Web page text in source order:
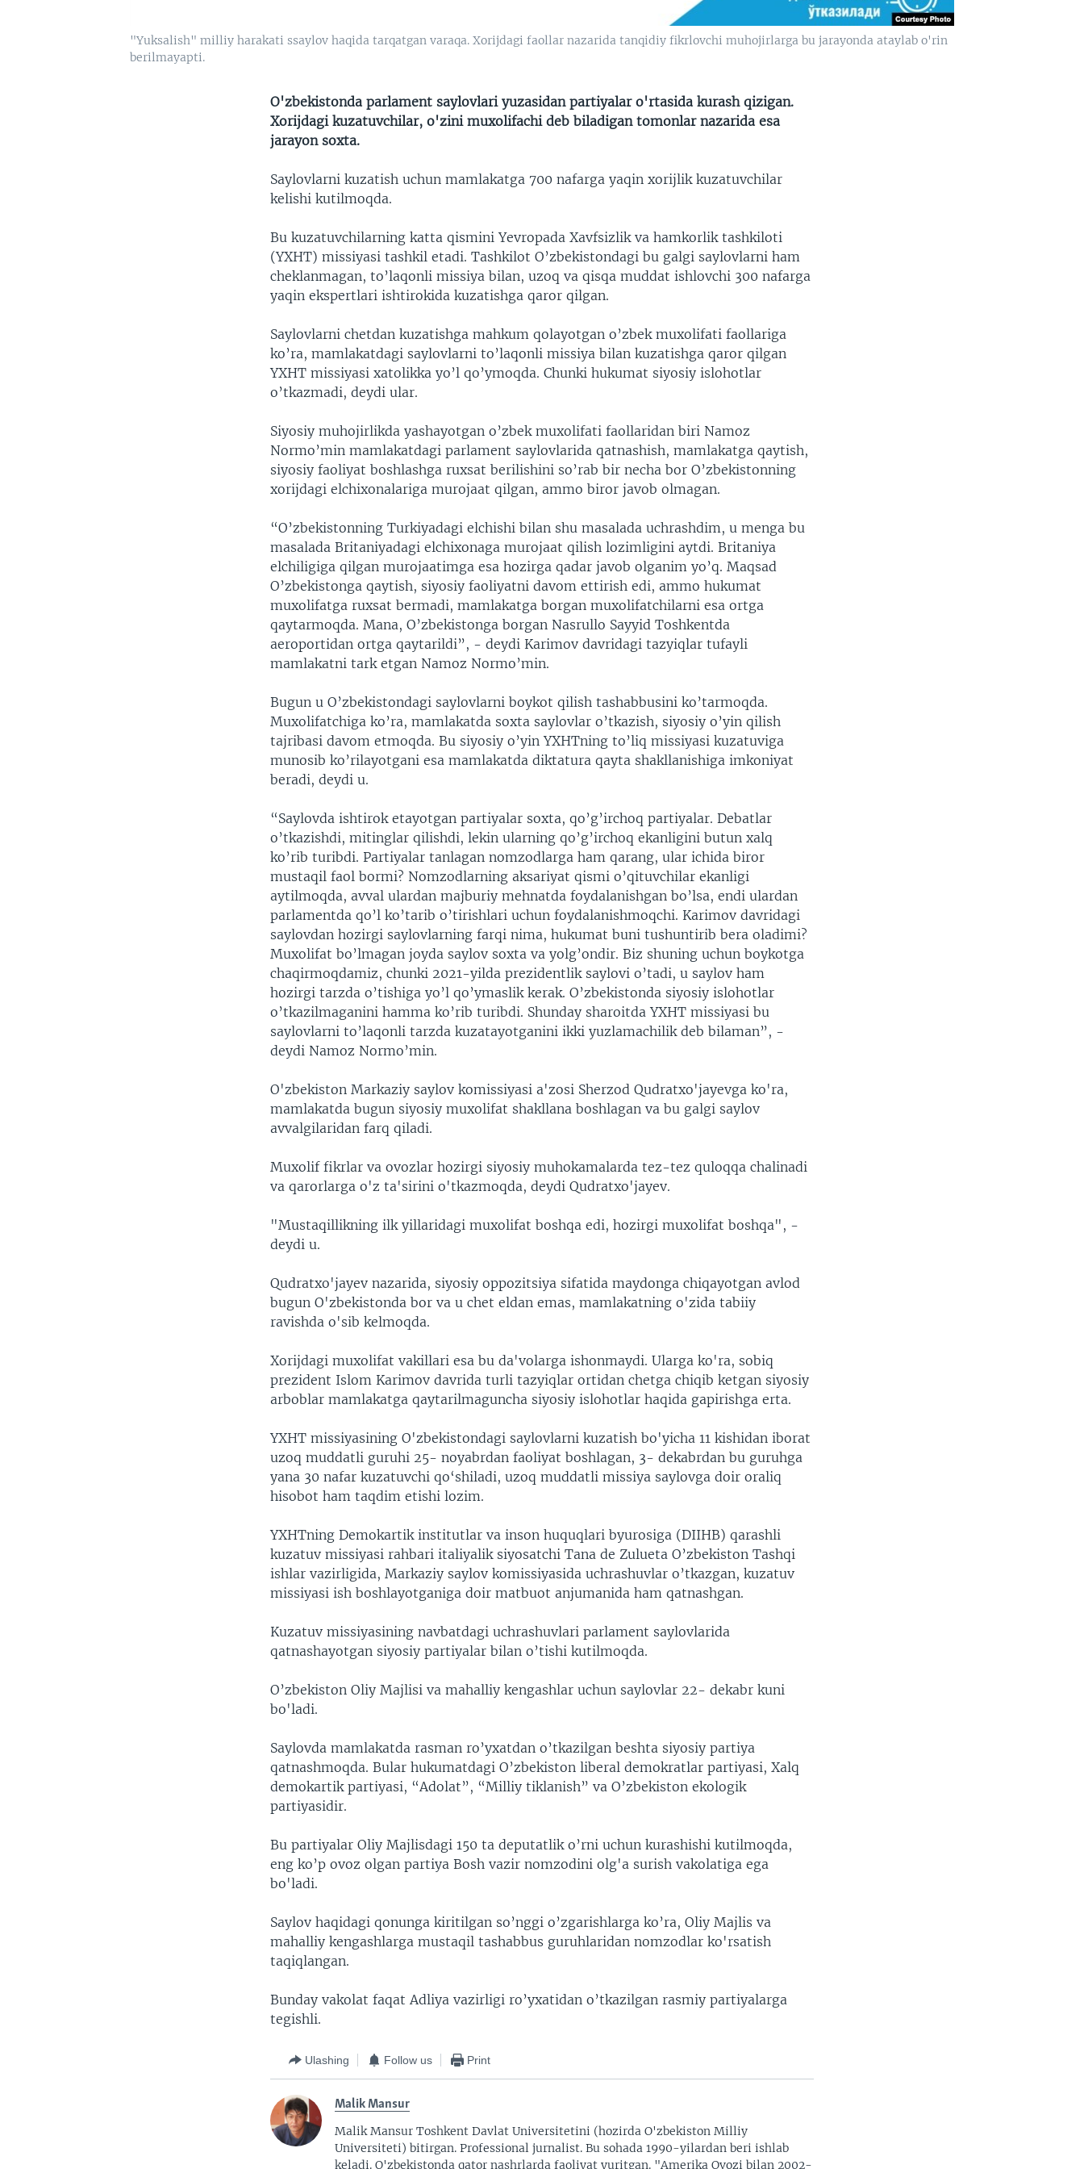
"Yuksalish" milliy harakati ssaylov haqida tarqatgan varaqa. Xorijdagi faollar nazarida tanqidiy fikrlovchi muhojirlarga bu jarayonda ataylab o'rin
berilmayapti.
O'zbekistonda parlament saylovlari yuzasidan partiyalar o'rtasida kurash qizigan.
Xorijdagi kuzatuvchilar, o'zini muxolifachi deb biladigan tomonlar nazarida esa
jarayon soxta.
Saylovlarni kuzatish uchun mamlakatga 700 nafarga yaqin xorijlik kuzatuvchilar
kelishi kutilmoqda.
Bu kuzatuvchilarning katta qismini Yevropada Xavfsizlik va hamkorlik tashkiloti
(YXHT) missiyasi tashkil etadi. Tashkilot O’zbekistondagi bu galgi saylovlarni ham
cheklanmagan, to’laqonli missiya bilan, uzoq va qisqa muddat ishlovchi 300 nafarga
yaqin ekspertlari ishtirokida kuzatishga qaror qilgan.
Saylovlarni chetdan kuzatishga mahkum qolayotgan o’zbek muxolifati faollariga
ko’ra, mamlakatdagi saylovlarni to’laqonli missiya bilan kuzatishga qaror qilgan
YXHT missiyasi xatolikka yo’l qo’ymoqda. Chunki hukumat siyosiy islohotlar
o’tkazmadi, deydi ular.
Siyosiy muhojirlikda yashayotgan o’zbek muxolifati faollaridan biri Namoz
Normo’min mamlakatdagi parlament saylovlarida qatnashish, mamlakatga qaytish,
siyosiy faoliyat boshlashga ruxsat berilishini so’rab bir necha bor O’zbekistonning
xorijdagi elchixonalariga murojaat qilgan, ammo biror javob olmagan.
“O’zbekistonning Turkiyadagi elchishi bilan shu masalada uchrashdim, u menga bu
masalada Britaniyadagi elchixonaga murojaat qilish lozimligini aytdi. Britaniya
elchiligiga qilgan murojaatimga esa hozirga qadar javob olganim yo’q. Maqsad
O’zbekistonga qaytish, siyosiy faoliyatni davom ettirish edi, ammo hukumat
muxolifatga ruxsat bermadi, mamlakatga borgan muxolifatchilarni esa ortga
qaytarmoqda. Mana, O’zbekistonga borgan Nasrullo Sayyid Toshkentda
aeroportidan ortga qaytarildi”, - deydi Karimov davridagi tazyiqlar tufayli
mamlakatni tark etgan Namoz Normo’min.
Bugun u O’zbekistondagi saylovlarni boykot qilish tashabbusini ko’tarmoqda.
Muxolifatchiga ko’ra, mamlakatda soxta saylovlar o’tkazish, siyosiy o’yin qilish
tajribasi davom etmoqda. Bu siyosiy o’yin YXHTning to’liq missiyasi kuzatuviga
munosib ko’rilayotgani esa mamlakatda diktatura qayta shakllanishiga imkoniyat
beradi, deydi u.
“Saylovda ishtirok etayotgan partiyalar soxta, qo’g’irchoq partiyalar. Debatlar
o’tkazishdi, mitinglar qilishdi, lekin ularning qo’g’irchoq ekanligini butun xalq
ko’rib turibdi. Partiyalar tanlagan nomzodlarga ham qarang, ular ichida biror
mustaqil faol bormi? Nomzodlarning aksariyat qismi o’qituvchilar ekanligi
aytilmoqda, avval ulardan majburiy mehnatda foydalanishgan bo’lsa, endi ulardan
parlamentda qo’l ko’tarib o’tirishlari uchun foydalanishmoqchi. Karimov davridagi
saylovdan hozirgi saylovlarning farqi nima, hukumat buni tushuntirib bera oladimi?
Muxolifat bo’lmagan joyda saylov soxta va yolg’ondir. Biz shuning uchun boykotga
chaqirmoqdamiz, chunki 2021-yilda prezidentlik saylovi o’tadi, u saylov ham
hozirgi tarzda o’tishiga yo’l qo’ymaslik kerak. O’zbekistonda siyosiy islohotlar
o’tkazilmaganini hamma ko’rib turibdi. Shunday sharoitda YXHT missiyasi bu
saylovlarni to’laqonli tarzda kuzatayotganini ikki yuzlamachilik deb bilaman”, -
deydi Namoz Normo’min.
O'zbekiston Markaziy saylov komissiyasi a'zosi Sherzod Qudratxo'jayevga ko'ra,
mamlakatda bugun siyosiy muxolifat shakllana boshlagan va bu galgi saylov
avvalgilaridan farq qiladi.
Muxolif fikrlar va ovozlar hozirgi siyosiy muhokamalarda tez-tez quloqqa chalinadi
va qarorlarga o'z ta'sirini o'tkazmoqda, deydi Qudratxo'jayev.
"Mustaqillikning ilk yillaridagi muxolifat boshqa edi, hozirgi muxolifat boshqa", -
deydi u.
Qudratxo'jayev nazarida, siyosiy oppozitsiya sifatida maydonga chiqayotgan avlod
bugun O'zbekistonda bor va u chet eldan emas, mamlakatning o'zida tabiiy
ravishda o'sib kelmoqda.
Xorijdagi muxolifat vakillari esa bu da'volarga ishonmaydi. Ularga ko'ra, sobiq
prezident Islom Karimov davrida turli tazyiqlar ortidan chetga chiqib ketgan siyosiy
arboblar mamlakatga qaytarilmaguncha siyosiy islohotlar haqida gapirishga erta.
YXHT missiyasining O'zbekistondagi saylovlarni kuzatish bo'yicha 11 kishidan iborat
uzoq muddatli guruhi 25- noyabrdan faoliyat boshlagan, 3- dekabrdan bu guruhga
yana 30 nafar kuzatuvchi qo‘shiladi, uzoq muddatli missiya saylovga doir oraliq
hisobot ham taqdim etishi lozim.
YXHTning Demokartik institutlar va inson huquqlari byurosiga (DIIHB) qarashli
kuzatuv missiyasi rahbari italiyalik siyosatchi Tana de Zulueta O’zbekiston Tashqi
ishlar vazirligida, Markaziy saylov komissiyasida uchrashuvlar o’tkazgan, kuzatuv
missiyasi ish boshlayotganiga doir matbuot anjumanida ham qatnashgan.
Kuzatuv missiyasining navbatdagi uchrashuvlari parlament saylovlarida
qatnashayotgan siyosiy partiyalar bilan o’tishi kutilmoqda.
O’zbekiston Oliy Majlisi va mahalliy kengashlar uchun saylovlar 22- dekabr kuni
bo'ladi.
Saylovda mamlakatda rasman ro’yxatdan o’tkazilgan beshta siyosiy partiya
qatnashmoqda. Bular hukumatdagi O’zbekiston liberal demokratlar partiyasi, Xalq
demokartik partiyasi, “Adolat”, “Milliy tiklanish” va O’zbekiston ekologik
partiyasidir.
Bu partiyalar Oliy Majlisdagi 150 ta deputatlik o’rni uchun kurashishi kutilmoqda,
eng ko’p ovoz olgan partiya Bosh vazir nomzodini olg'a surish vakolatiga ega
bo'ladi.
Saylov haqidagi qonunga kiritilgan so’nggi o’zgarishlarga ko’ra, Oliy Majlis va
mahalliy kengashlarga mustaqil tashabbus guruhlaridan nomzodlar ko'rsatish
taqiqlangan.
Bunday vakolat faqat Adliya vazirligi ro’yxatidan o’tkazilgan rasmiy partiyalarga
tegishli.
Ulashing Follow us Print
Malik Mansur
Malik Mansur Toshkent Davlat Universitetini (hozirda O'zbekiston Milliy
Universiteti) bitirgan. Professional jurnalist. Bu sohada 1990-yilardan beri ishlab
keladi. O'zbekistonda qator nashrlarda faoliyat yuritgan. "Amerika Ovozi bilan 2002-